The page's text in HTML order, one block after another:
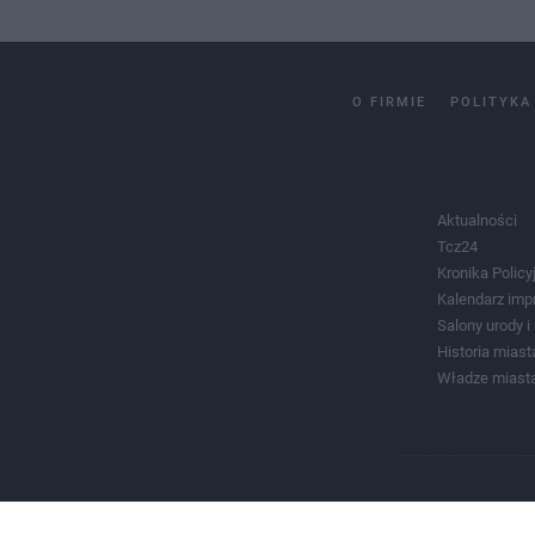
O FIRMIE POLITYKA
Aktualności
Tcz24
Kronika
Kalendarz
Salony urody i
Historia
Władze